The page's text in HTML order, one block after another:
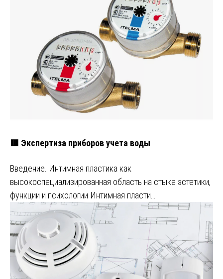
🟥 Экспертиза приборов учета воды
Введение. Интимная пластика как
высокоспециализированная область на стыке эстетики,
функции и психологии Интимная пласти…